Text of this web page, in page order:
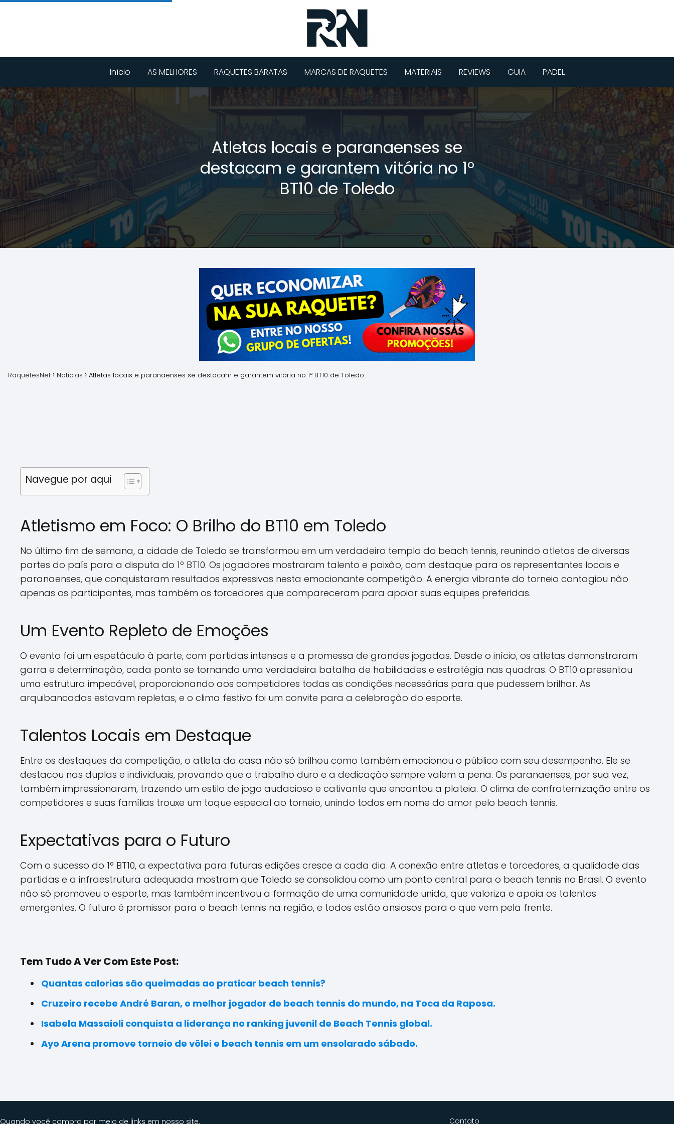
Início AS MELHORES RAQUETES BARATAS MARCAS DE RAQUETES MATERIAIS REVIEWS GUIA PADEL
Atletas locais e paranaenses se
destacam e garantem vitória no 1º
BT10 de Toledo
RaquetesNet Notícias Atletas locais e paranaenses se destacam e garantem vitória no 1º BT10 de Toledo
Navegue por aqui
Atletismo em Foco: O Brilho do BT10 em Toledo
No último fim de semana, a cidade de Toledo se transformou em um verdadeiro templo do beach tennis, reunindo atletas de diversas
partes do país para a disputa do 1º BT10. Os jogadores mostraram talento e paixão, com destaque para os representantes locais e
paranaenses, que conquistaram resultados expressivos nesta emocionante competição. A energia vibrante do torneio contagiou não
apenas os participantes, mas também os torcedores que compareceram para apoiar suas equipes preferidas.
Um Evento Repleto de Emoções
O evento foi um espetáculo à parte, com partidas intensas e a promessa de grandes jogadas. Desde o início, os atletas demonstraram
garra e determinação, cada ponto se tornando uma verdadeira batalha de habilidades e estratégia nas quadras. O BT10 apresentou
uma estrutura impecável, proporcionando aos competidores todas as condições necessárias para que pudessem brilhar. As
arquibancadas estavam repletas, e o clima festivo foi um convite para a celebração do esporte.
Talentos Locais em Destaque
Entre os destaques da competição, o atleta da casa não só brilhou como também emocionou o público com seu desempenho. Ele se
destacou nas duplas e individuais, provando que o trabalho duro e a dedicação sempre valem a pena. Os paranaenses, por sua vez,
também impressionaram, trazendo um estilo de jogo audacioso e cativante que encantou a plateia. O clima de confraternização entre os
competidores e suas famílias trouxe um toque especial ao torneio, unindo todos em nome do amor pelo beach tennis.
Expectativas para o Futuro
Com o sucesso do 1º BT10, a expectativa para futuras edições cresce a cada dia. A conexão entre atletas e torcedores, a qualidade das
partidas e a infraestrutura adequada mostram que Toledo se consolidou como um ponto central para o beach tennis no Brasil. O evento
não só promoveu o esporte, mas também incentivou a formação de uma comunidade unida, que valoriza e apoia os talentos
emergentes. O futuro é promissor para o beach tennis na região, e todos estão ansiosos para o que vem pela frente.
Tem Tudo A Ver Com Este Post:
Quantas calorias são queimadas ao praticar beach tennis?
Cruzeiro recebe André Baran, o melhor jogador de beach tennis do mundo, na Toca da Raposa.
Isabela Massaioli conquista a liderança no ranking juvenil de Beach Tennis global.
Ayo Arena promove torneio de vôlei e beach tennis em um ensolarado sábado.
Quando você compra por meio de links em nosso site, Contato